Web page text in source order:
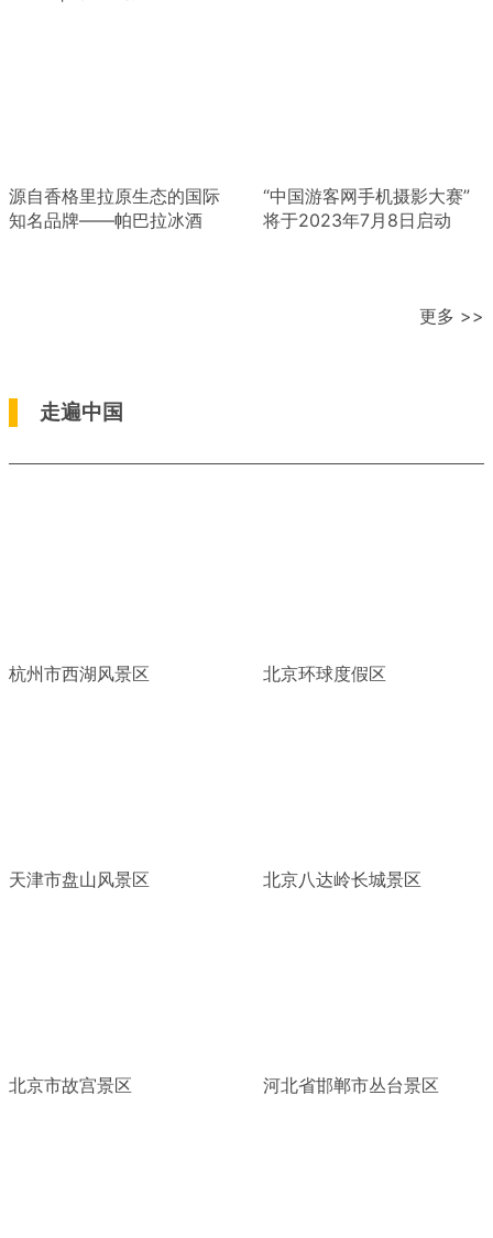
源自香格里拉原生态的国际
知名品牌——帕巴拉冰酒
“中国游客网手机摄影大赛”
将于2023年7月8日启动
更多 >>
走遍中国
杭州市西湖风景区 北京环球度假区
天津市盘山风景区 北京八达岭长城景区
北京市故宫景区 河北省邯郸市丛台景区